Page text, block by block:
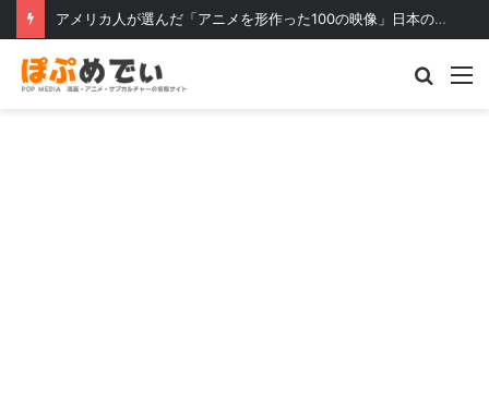
アメリカ人が選んだ「アニメを形作った100の映像」日本の作品も多数
Search